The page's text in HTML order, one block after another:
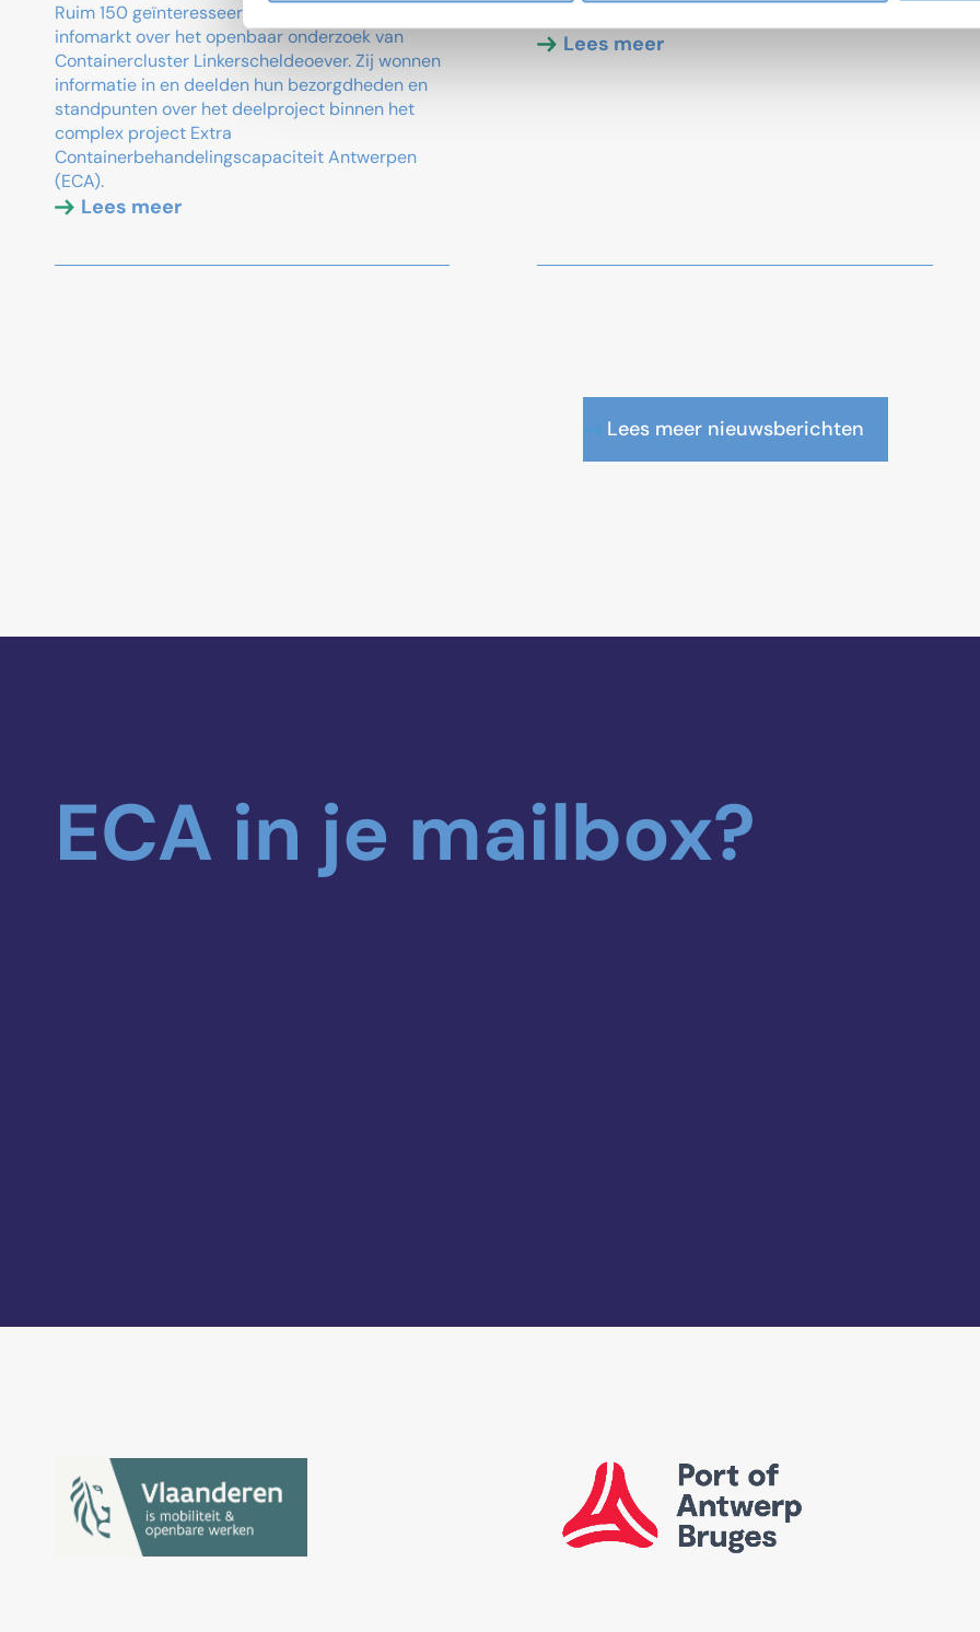
Ruim 150 geïnteresseerden bezochten de
infomarkt over het openbaar onderzoek van
Containercluster Linkerscheldeoever. Zij wonnen
informatie in en deelden hun bezorgdheden en
standpunten over het deelproject binnen het
complex project Extra
Containerbehandelingscapaciteit Antwerpen
(ECA).
Lees meer
Lees meer
Lees meer nieuwsberichten
ECA in je mailbox?